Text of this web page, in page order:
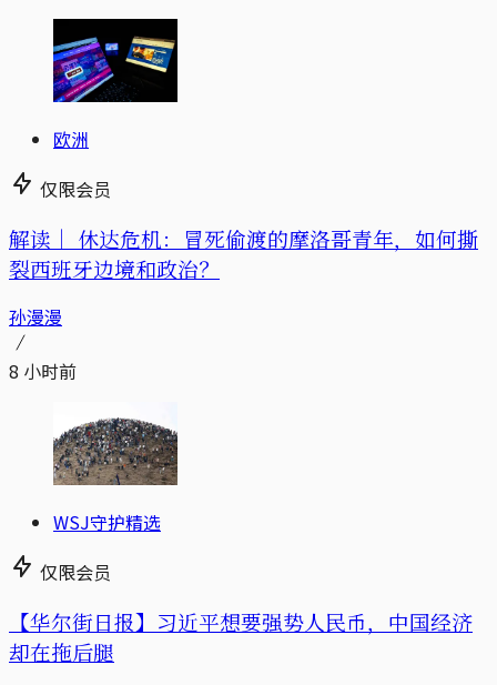
欧洲
仅限会员
解读｜ 休达危机：冒死偷渡的摩洛哥青年，如何撕
裂西班牙边境和政治？
孙漫漫
8 小时前
WSJ守护精选
仅限会员
【华尔街日报】习近平想要强势人民币，中国经济
却在拖后腿